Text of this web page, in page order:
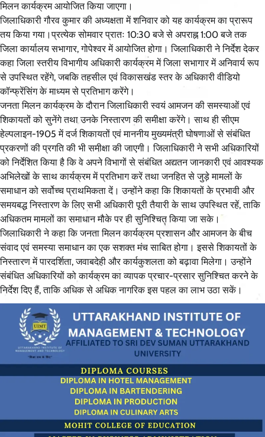
मिलन कार्यक्रम आयोजित किया जाएगा।
जिलाधिकारी गौरव कुमार की अध्यक्षता में शनिवार को यह कार्यक्रम का प्रारूप
तय किया गया।प्रत्येक सोमवार प्रातः 10:30 बजे से अपराह्न 1:00 बजे तक
जिला कार्यालय सभागार, गोपेश्वर में आयोजित होगा। जिलाधिकारी ने निर्देश देकर
कहा जिला स्तरीय विभागीय अधिकारी कार्यक्रम में जिला सभागार में अनिवार्य रूप
से उपस्थित रहेंगे, जबकि तहसील एवं विकासखंड स्तर के अधिकारी वीडियो
कॉन्फ्रेंसिंग के माध्यम से प्रतिभाग करेंगे।
जनता मिलन कार्यक्रम के दौरान जिलाधिकारी स्वयं आमजन की समस्याओं एवं
शिकायतों को सुनेंगे तथा उनके निस्तारण की समीक्षा करेंगे। साथ ही सीएम
हेल्पलाइन-1905 में दर्ज शिकायतों एवं माननीय मुख्यमंत्री घोषणाओं से संबंधित
प्रकरणों की प्रगति की भी समीक्षा की जाएगी। जिलाधिकारी ने सभी अधिकारियों
को निर्देशित किया है कि वे अपने विभागों से संबंधित अद्यतन जानकारी एवं आवश्यक
अभिलेखों के साथ कार्यक्रम में प्रतिभाग करें तथा जनहित से जुड़े मामलों के
समाधान को सर्वोच्च प्राथमिकता दें। उन्होंने कहा कि शिकायतों के प्रभावी और
समयबद्ध निस्तारण के लिए सभी अधिकारी पूरी तैयारी के साथ उपस्थित रहें, ताकि
अधिकतम मामलों का समाधान मौके पर ही सुनिश्चित किया जा सके।
जिलाधिकारी ने कहा कि जनता मिलन कार्यक्रम प्रशासन और आमजन के बीच
संवाद एवं समस्या समाधान का एक सशक्त मंच साबित होगा। इससे शिकायतों के
निस्तारण में पारदर्शिता, जवाबदेही और कार्यकुशलता को बढ़ावा मिलेगा। उन्होंने
संबंधित अधिकारियों को कार्यक्रम का व्यापक प्रचार-प्रसार सुनिश्चित करने के
निर्देश दिए हैं, ताकि अधिक से अधिक नागरिक इस पहल का लाभ उठा सकें।